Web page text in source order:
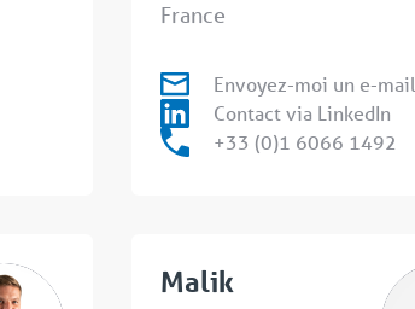
France
Envoyez-moi un e-mail
Contact via LinkedIn
+33 (0)1 6066 1492
Malik